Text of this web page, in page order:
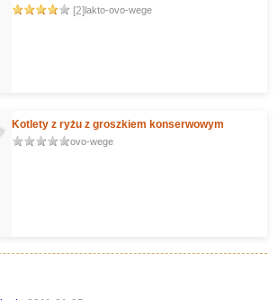
[2]lakto-ovo-wege
Kotlety z ryżu z groszkiem konserwowym
ovo-wege